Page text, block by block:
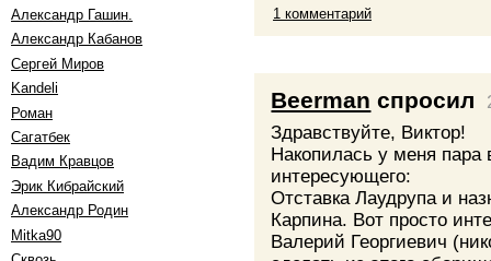
Александр Гашин.
Александр Кабанов
Сергей Миров
Kandeli
Роман
Cагатбек
Вадим Кравцов
Эрик Кибрайский
Александр Родин
Mitka90
1 комментарий
Beerman спросил
Здравствуйте, Виктор!
Накопилась у меня
интересующего:
Отставка Лаудрупа и
Карпина. Вот просто
Валерий Георгиевич